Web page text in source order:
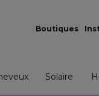
Boutiques
Solaire